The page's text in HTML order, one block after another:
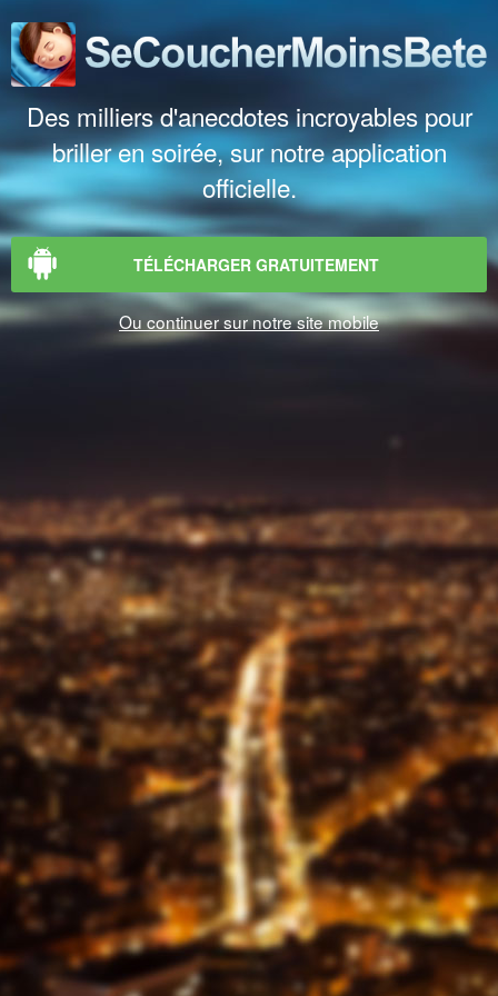
Des milliers d'anecdotes incroyables pour
briller en soirée, sur notre application
officielle.
TÉLÉCHARGER GRATUITEMENT
Ou continuer sur notre site mobile